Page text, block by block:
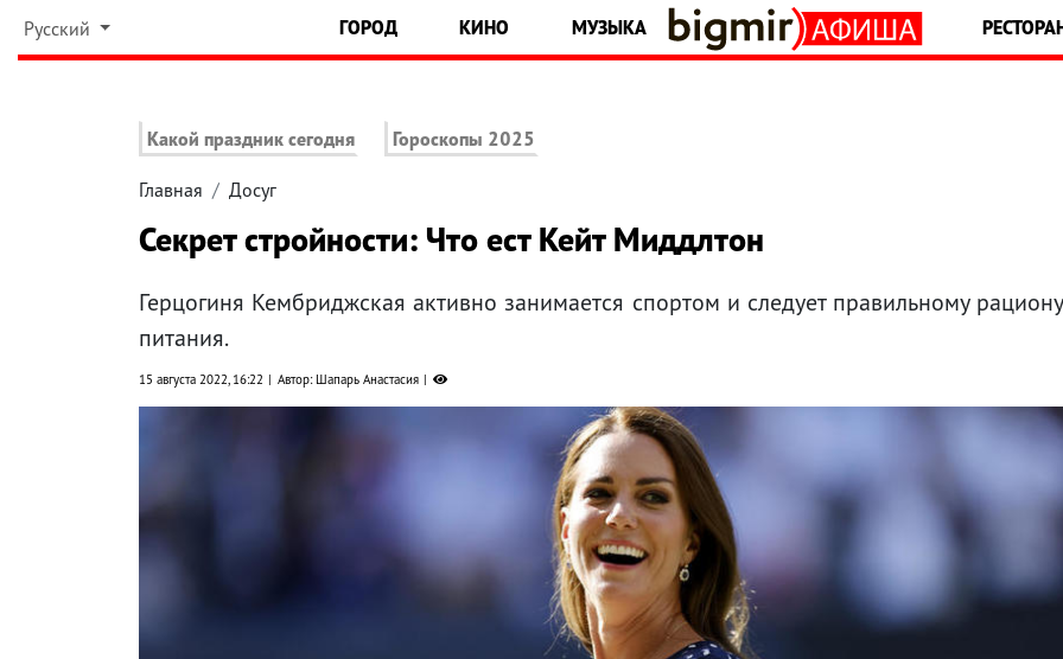
Русский ГОРОД КИНО МУЗЫКА
Какой праздник сегодня Гороскопы 2025
Главная Досуг
Секрет стройности: Что ест Кейт Миддлтон
Герцогиня Кембриджская активно занимается спортом и следует правильному рациону
питания.
15 августа 2022, 16:22 Автор: Шапарь Анастасия